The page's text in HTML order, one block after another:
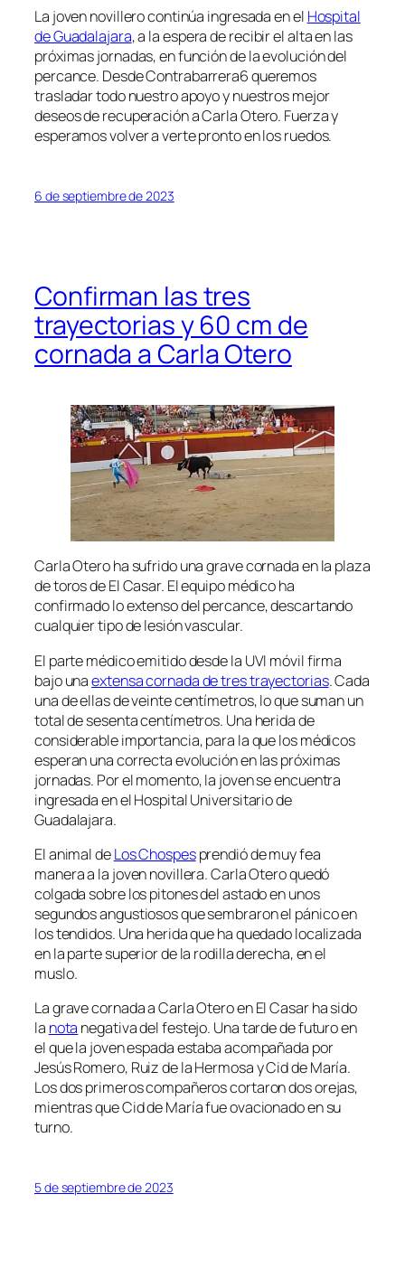
La joven novillero continúa ingresada en el Hospital
de Guadalajara, a la espera de recibir el alta en las
próximas jornadas, en función de la evolución del
percance. Desde Contrabarrera6 queremos
trasladar todo nuestro apoyo y nuestros mejor
deseos de recuperación a Carla Otero. Fuerza y
esperamos volver a verte pronto en los ruedos.
6 de septiembre de 2023
Confirman las tres
trayectorias y 60 cm de
cornada a Carla Otero
Carla Otero ha sufrido una grave cornada en la plaza
de toros de El Casar. El equipo médico ha
confirmado lo extenso del percance, descartando
cualquier tipo de lesión vascular.
El parte médico emitido desde la UVI móvil firma
bajo unaextensa cornada de tres trayectorias. Cada
una de ellas de veinte centímetros, lo que suman un
total de sesenta centímetros. Una herida de
considerable importancia, para la que los médicos
esperan una correcta evolución en las próximas
jornadas. Por el momento, la joven se encuentra
ingresada en el Hospital Universitario de
Guadalajara.
El animal deLos Chospesprendió de muy fea
manera a la joven novillera. Carla Otero quedó
colgada sobre los pitones del astado en unos
segundos angustiosos que sembraron el pánico en
los tendidos. Una herida que ha quedado localizada
en la parte superior de la rodilla derecha, en el
muslo.
La grave cornada a Carla Otero en El Casar ha sido
la nota negativa del festejo. Una tarde de futuro en
el que la joven espada estaba acompañada por
Jesús Romero, Ruiz de la Hermosa y Cid de María.
Los dos primeros compañeros cortaron dos orejas,
mientras que Cid de María fue ovacionado en su
turno.
5 de septiembre de 2023